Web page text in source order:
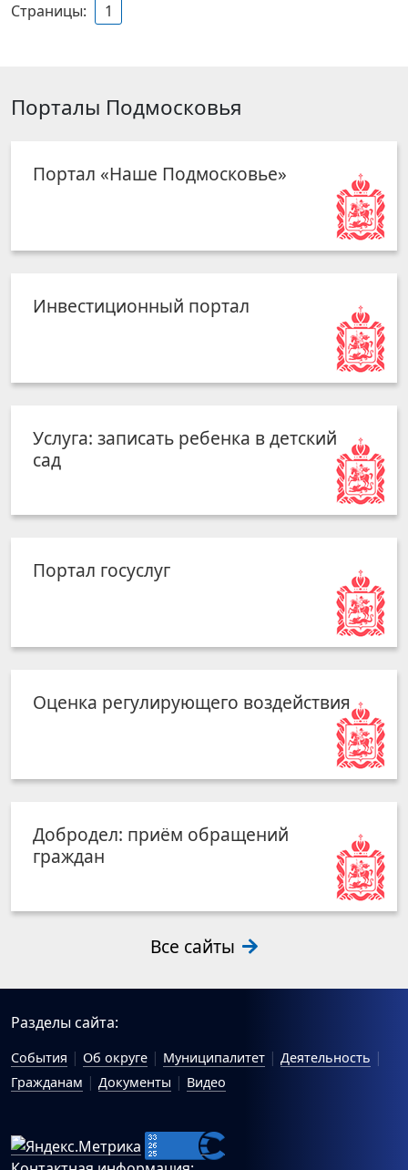
Страницы: 1
Порталы Подмосковья
Портал «Наше Подмосковье»
Инвестиционный портал
Услуга: записать ребенка в детский
сад
Портал госуслуг
Оценка регулирующего воздействия
Добродел: приём обращений
граждан
Все сайты
Разделы сайта:
События Об округе Муниципалитет
Деятельность
Гражданам
Документы Видео